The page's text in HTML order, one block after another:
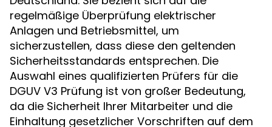
regelmäßige Überprüfung elektrischer
Anlagen und Betriebsmittel, um
sicherzustellen, dass diese den geltenden
Sicherheitsstandards entsprechen. Die
Auswahl eines qualifizierten Prüfers für die
DGUV V3 Prüfung ist von großer Bedeutung,
da die Sicherheit Ihrer Mitarbeiter und die
Einhaltung gesetzlicher Vorschriften auf dem